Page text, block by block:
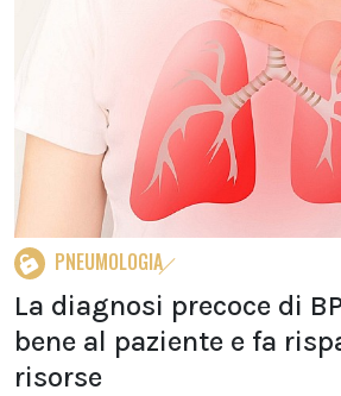
PNEUMOLOGIA
La diagnosi precoce di
bene al paziente e fa
risorse